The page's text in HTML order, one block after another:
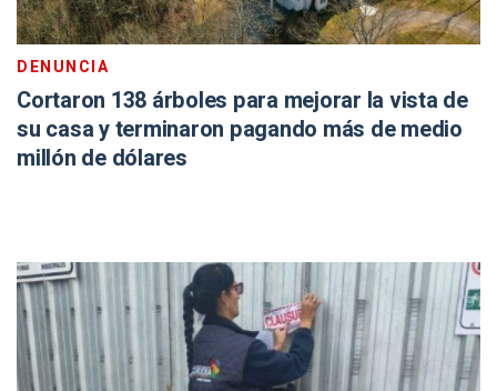
DENUNCIA
Cortaron 138 árboles para mejorar la vista de
su casa y terminaron pagando más de medio
millón de dólares